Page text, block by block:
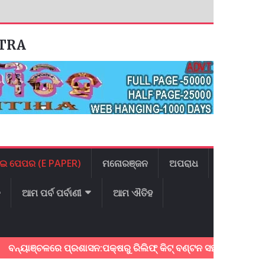
ଇ ପେପର (E PAPER) ମନୋରଞ୍ଜନ ଅପରାଧ
ଆମ ପର୍ବ ପର୍ବାଣୀ ଆମ ଐତିହ
ପ୍ରଶାସନ:ପକ୍ଷରୁ ରିଲିଫ୍ କିଟ୍ ବଣ୍ଟନ ସହ ତୁରନ୍ତ ପୁନରୁଦ୍ଧାର